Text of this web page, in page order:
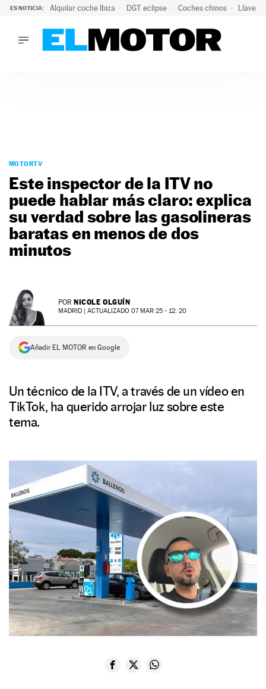
ES NOTICIA: Alquilar coche Ibiza DGT eclipse Coches chinos Llaves
PODCAST
MOTOS
TECNOLOGÍA
SUPERCOCHES
MOTORTV
PREMIOS
SERVICIOS
SÍGUENOS
MOTORTV
Este inspector de la ITV no
puede hablar más claro: explica
su verdad sobre las gasolineras
baratas en menos de dos
minutos
POR NICOLE OLGUÍN
MADRID | ACTUALIZADO 07 MAR 25 - 12: 20
Añadir EL MOTOR en Google
Un técnico de la ITV, a través de un vídeo en
TikTok, ha querido arrojar luz sobre este
tema.